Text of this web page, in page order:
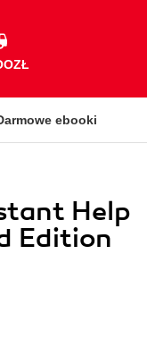
ebooki
Help
Edition